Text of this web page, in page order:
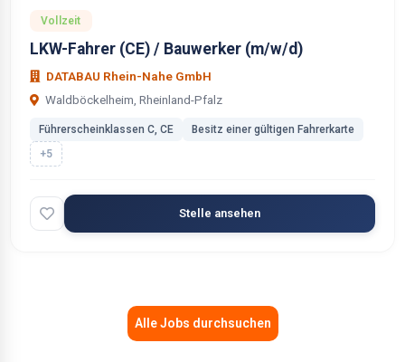
Vollzeit
LKW-Fahrer (CE) / Bauwerker (m/w/d)
DATABAU Rhein-Nahe GmbH
Waldböckelheim, Rheinland-Pfalz
Führerscheinklassen C, CE
Besitz einer gültigen Fahrerkarte
+5
Stelle ansehen
Alle Jobs durchsuchen